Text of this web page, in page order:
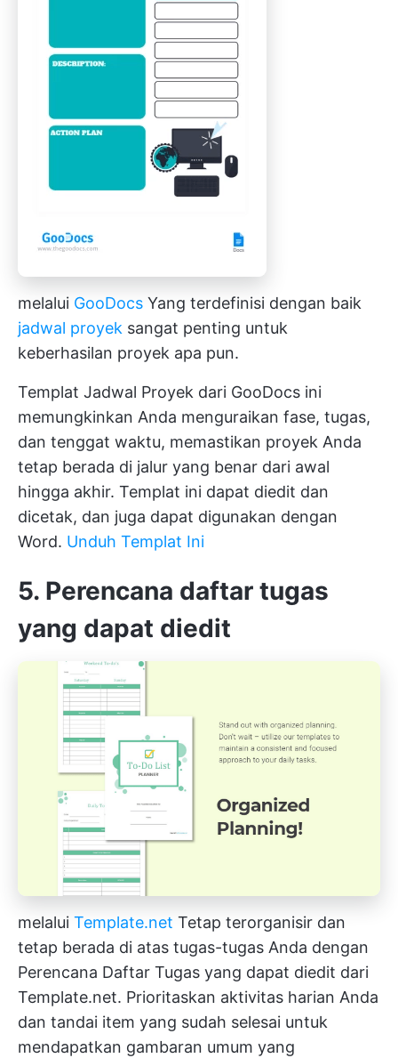
melalui GooDocs Yang terdefinisi dengan baik
jadwal proyek sangat penting untuk
keberhasilan proyek apa pun.
Templat Jadwal Proyek dari GooDocs ini
memungkinkan Anda menguraikan fase, tugas,
dan tenggat waktu, memastikan proyek Anda
tetap berada di jalur yang benar dari awal
hingga akhir. Templat ini dapat diedit dan
dicetak, dan juga dapat digunakan dengan
Word. Unduh Templat Ini
5. Perencana daftar tugas
yang dapat diedit
melalui Template.net Tetap terorganisir dan
tetap berada di atas tugas-tugas Anda dengan
Perencana Daftar Tugas yang dapat diedit dari
Template.net. Prioritaskan aktivitas harian Anda
dan tandai item yang sudah selesai untuk
mendapatkan gambaran umum yang